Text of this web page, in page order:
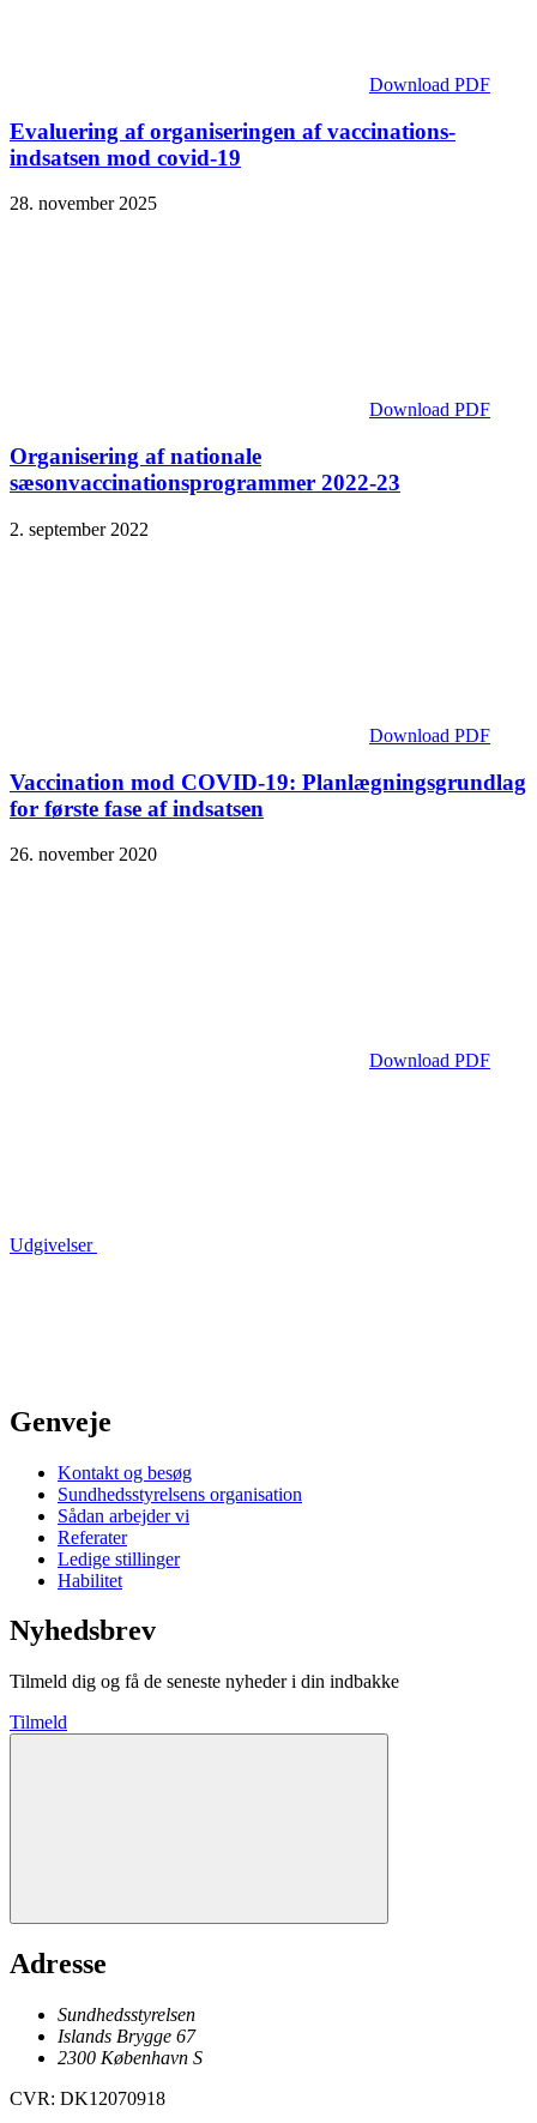
Download PDF
Evaluering af organiseringen af vaccinations­
indsatsen mod covid-19
28. november 2025
Download PDF
Organisering af nationale
sæsonvaccinationsprogrammer 2022-23
2. september 2022
Download PDF
Vaccination mod COVID-19: Planlægningsgrundlag
for første fase af indsatsen
26. november 2020
Download PDF
Udgivelser
Genveje
Kontakt og besøg
Sundhedsstyrelsens organisation
Sådan arbejder vi
Referater
Ledige stillinger
Habilitet
Nyhedsbrev
Tilmeld dig og få de seneste nyheder i din indbakke
Tilmeld
Adresse
Sundhedsstyrelsen
Islands Brygge 67
2300 København S
CVR: DK12070918